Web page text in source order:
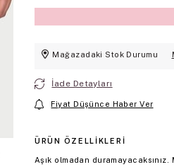
Mağazadaki Stok Durumu
İade Detayları
Fiyat Düşünce Haber Ver
ÜRÜN ÖZELLIKLERI
Aşık olmadan